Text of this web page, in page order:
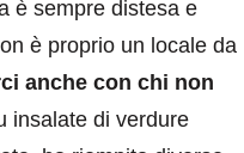
è sempre distesa e
è proprio un locale da
anche con chi non
insalate di verdure